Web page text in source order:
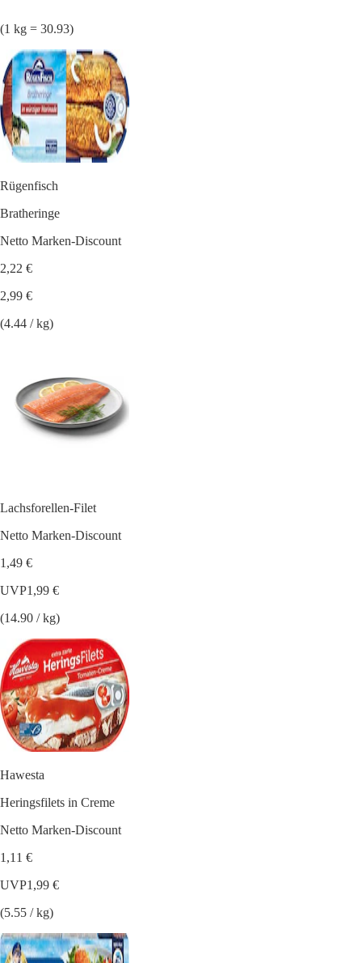
(1 kg = 30.93)
Rügenfisch
Bratheringe
Netto Marken-Discount
2,22 €
2,99 €
(4.44 / kg)
Lachsforellen-Filet
Netto Marken-Discount
1,49 €
UVP1,99 €
(14.90 / kg)
Hawesta
Heringsfilets in Creme
Netto Marken-Discount
1,11 €
UVP1,99 €
(5.55 / kg)